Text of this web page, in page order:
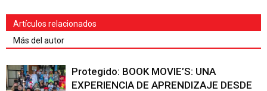
Artículos relacionados
Más del autor
Protegido: BOOK MOVIE’S: UNA
EXPERIENCIA DE APRENDIZAJE DESDE